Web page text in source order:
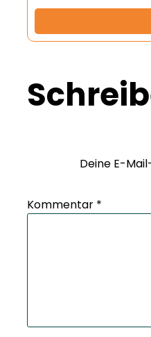
Deine E-
Kommentar *